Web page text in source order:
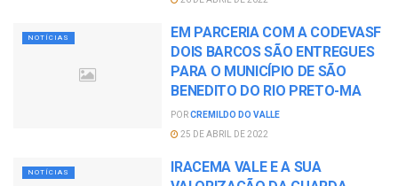
NOTÍCIAS
EM PARCERIA COM A CODEVASF
DOIS BARCOS SÃO ENTREGUES
PARA O MUNICÍPIO DE SÃO
BENEDITO DO RIO PRETO-MA
PORCREMILDO DO VALLE
25 DE ABRIL DE 2022
NOTÍCIAS
IRACEMA VALE E A SUA